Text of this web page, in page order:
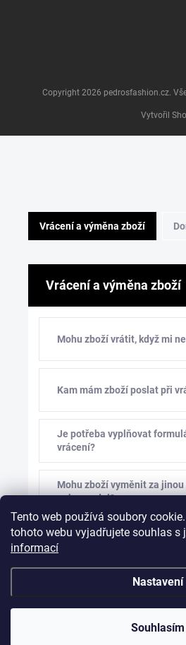
Tento web používá soubory
tohoto webu vyjadřujete souhlas s
informací
Nastavení
Souhlasím
Vytvořil
Copyright 2026 pedrosfashion.cz.
Vrácení a výměna zboží
Vrácení a výměna zboží
Mohu zboží vrátit, když mi
Kam mám zboží poslat při
Je potřeba vyplňovat
vrácení?
Mohu zboží vyměnit za
nebo model?
Kolik stojí výměna zboží?